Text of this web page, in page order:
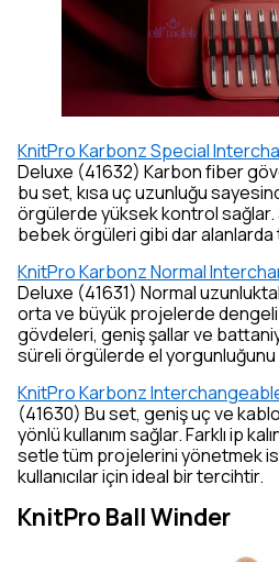
KnitPro Karbonz Special
Deluxe (41632) Karbon fiber
bu set, kısa uç uzunluğu
örgülerde yüksek kontrol sağlar.
bebek örgüleri gibi dar alanlarda
KnitPro Karbonz Normal
Deluxe (41631) Normal
orta ve büyük projelerde dengeli
gövdeleri, geniş şallar ve
süreli örgülerde el yorgunluğunu
KnitPro Karbonz
(41630) Bu set, geniş uç ve
yönlü kullanım sağlar. Farklı ip
setle tüm projelerini yönetmek
kullanıcılar için ideal bir tercihtir.
KnitPro Ball Winder